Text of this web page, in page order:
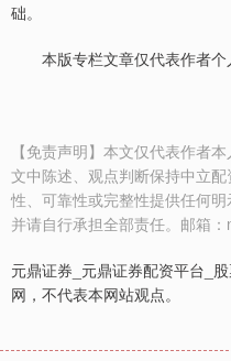
础。
本版专栏文章仅代表作者个
【免责声明】本文仅代表作者
文中陈述、观点判断保持中立
性、可靠性或完整性提供任何
并请自行承担全部责任。邮箱
元鼎证券_元鼎证券配资平台_
网，不代表本网站观点。
北证50